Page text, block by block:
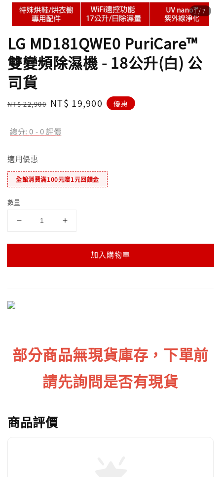
1/7
LG MD181QWE0 PuriCare™
雙變頻除濕機 - 18公升(白) 公
司貨
Regular
NT$ 22,900 Sale
NT$ 19,900 優惠
總分:0 -0評價
適用優惠
全館消費滿100元贈1元回饋金
數量
加入購物車
部分商品無現貨庫存，下單前
請先詢問是否有現貨
商品評價